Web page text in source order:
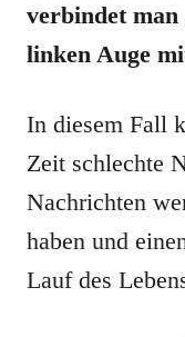
verbindet man
linken Auge
In diesem Fall
Zeit schlechte
Nachrichten
haben und
Lauf des